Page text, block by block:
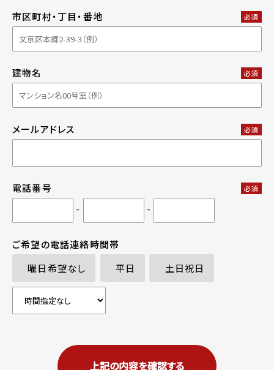
市区町村・丁目・番地 必須
建物名 必須
メールアドレス 必須
電話番号 必須
- -
ご希望の電話連絡時間帯
曜日希望なし
平日 土日祝日